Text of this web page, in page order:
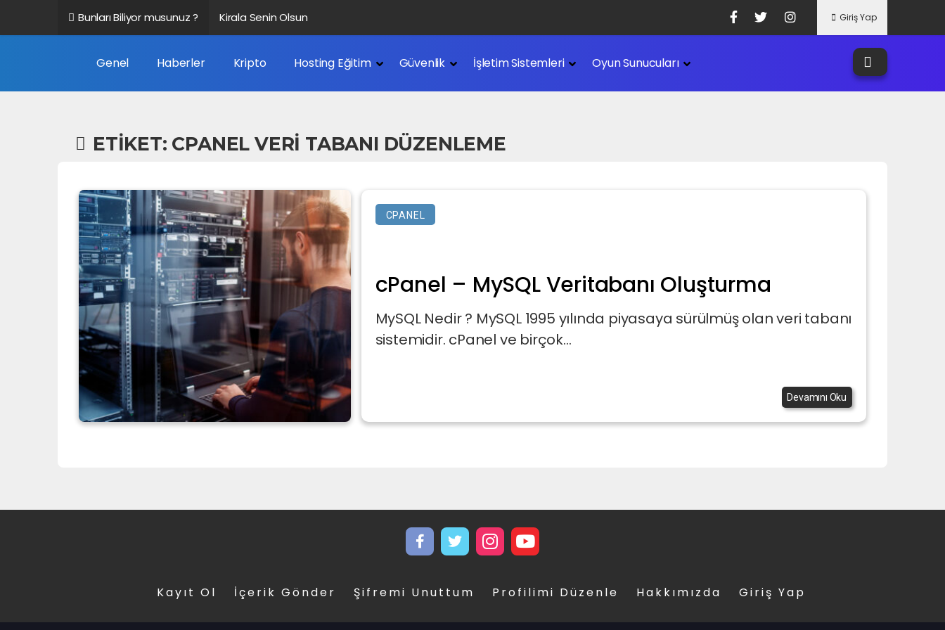
Bunları Biliyor musunuz ? Kirala Senin Olsun Giriş Yap
Genel Haberler Kripto Hosting Eğitim Güvenlik İşletim Sistemleri Oyun Sunucuları
ETIKET: CPANEL VERI TABANI DÜZENLEME
CPANEL
cPanel – MySQL Veritabanı Oluşturma
MySQL Nedir ? MySQL 1995 yılında piyasaya sürülmüş olan veri tabanı
sistemidir. cPanel ve birçok...
Devamını Oku
Kayıt Ol İçerik Gönder Şifremi Unuttum Profilimi Düzenle Hakkımızda Giriş Yap